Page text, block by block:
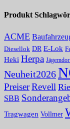
Produkt
ACME
Diesellok DR E-Lok
Heki Herpa
Neuheit2026
PreiserRevell
SBB
Tragwagen Vollmer